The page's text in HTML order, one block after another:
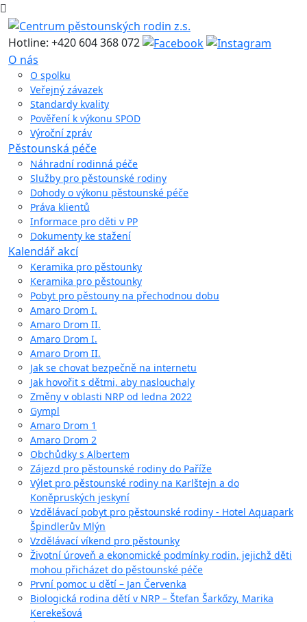
Hotline: +420 604 368 072
O nás
O spolku
Veřejný závazek
Standardy kvality
Pověření k výkonu SPOD
Výroční zpráv
Pěstounská péče
Náhradní rodinná péče
Služby pro pěstounské rodiny
Dohody o výkonu pěstounské péče
Práva klientů
Informace pro děti v PP
Dokumenty ke stažení
Kalendář akcí
Keramika pro pěstounky
Keramika pro pěstounky
Pobyt pro pěstouny na přechodnou dobu
Amaro Drom I.
Amaro Drom II.
Amaro Drom I.
Amaro Drom II.
Jak se chovat bezpečně na internetu
Jak hovořit s dětmi, aby naslouchaly
Změny v oblasti NRP od ledna 2022
Gympl
Amaro Drom 1
Amaro Drom 2
Obchůdky s Albertem
Zájezd pro pěstounské rodiny do Paříže
Výlet pro pěstounské rodiny na Karlštejn a do
Koněpruských jeskyní
Vzdělávací pobyt pro pěstounské rodiny - Hotel Aquapark
Špindlerův Mlýn
Vzdělávací víkend pro pěstounky
Životní úroveň a ekonomické podmínky rodin, jejichž děti
mohou přicházet do pěstounské péče
První pomoc u dětí – Jan Červenka
Biologická rodina dětí v NRP – Štefan Šarkőzy, Marika
Kerekešová